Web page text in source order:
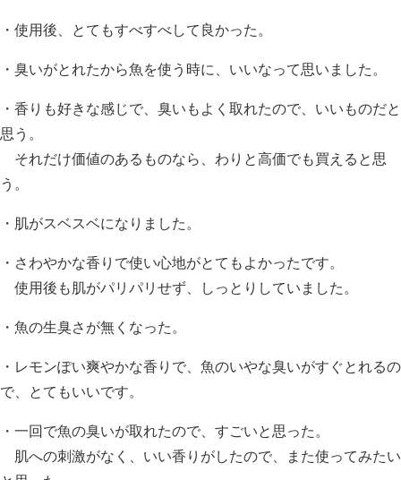
・使用後、とてもすべすべして良かった。
・臭いがとれたから魚を使う時に、いいなって思いました。
・香りも好きな感じで、臭いもよく取れたので、いいものだと
思う。
それだけ価値のあるものなら、わりと高価でも買えると思
う。
・肌がスベスベになりました。
・さわやかな香りで使い心地がとてもよかったです。
使用後も肌がパリパリせず、しっとりしていました。
・魚の生臭さが無くなった。
・レモンぽい爽やかな香りで、魚のいやな臭いがすぐとれるの
で、とてもいいです。
・一回で魚の臭いが取れたので、すごいと思った。
肌への刺激がなく、いい香りがしたので、また使ってみたい